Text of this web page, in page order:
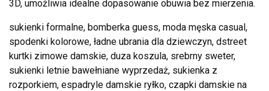
3D, umożliwia idealne dopasowanie obuwia bez mierzenia.
sukienki formalne, bomberka guess, moda męska casual,
spodenki kolorowe, ładne ubrania dla dziewczyn, dstreet
kurtki zimowe damskie, duza koszula, srebrny sweter,
sukienki letnie bawełniane wyprzedaż, sukienka z
rozporkiem, espadryle damskie ryłko, czapki damskie na